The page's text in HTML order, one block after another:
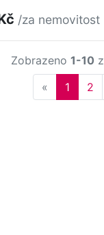
/za nemovitost
Zobrazeno 1-10 z
« Previous
1 2